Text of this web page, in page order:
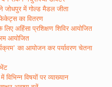
जोधपुर में गोल्ड मैडल जीता
का वितरण
अहिंसा प्रशिक्षण शिविर आयोजित
आयोजित
का आयोजन कर पर्यावरण चेतना
विभिन्न विषयों पर व्याख्यान